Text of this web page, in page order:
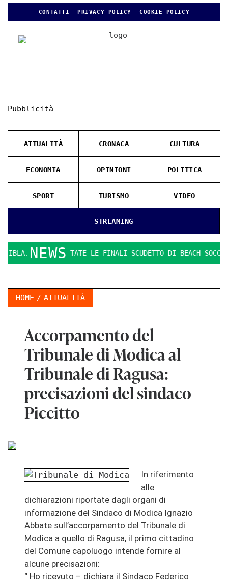
CONTATTI PRIVACY POLICY COOKIE POLICY
Pubblicità
STREAMING
ATTUALITÀ CRONACA CULTURA
ECONOMIA OPINIONI POLITICA
SPORT TURISMO VIDEO
NEWS
PRESENTATE LE FINALI SCUDETTO DI BEACH SOCCER
HOME ATTUALITÀ
Accorpamento del
Tribunale di Modica al
Tribunale di Ragusa:
precisazioni del sindaco
Piccitto
In riferimento
alle
dichiarazioni riportate dagli organi di
informazione del Sindaco di Modica Ignazio
Abbate sull’accorpamento del Tribunale di
Modica a quello di Ragusa, il primo cittadino
del Comune capoluogo intende fornire al
alcune precisazioni:
“ Ho ricevuto – dichiara il Sindaco Federico